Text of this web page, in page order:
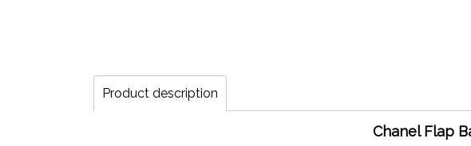
Product description
Chanel Flap